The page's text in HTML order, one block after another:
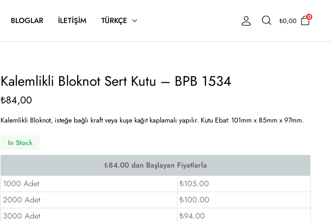
BLOGLAR İLETIŞIM TÜRKÇE ₺0,00 0
Kalemlikli Bloknot Sert Kutu – BPB 1534
₺84,00
Kalemlikli Bloknot, isteğe bağlı kraft veya kuşe kağıt kaplamalı yapılır. Kutu Ebat: 101mm x 85mm x 97mm.
In Stock
1000 Adet
₺105.00
2000 Adet
₺100.00
3000 Adet
₺94.00